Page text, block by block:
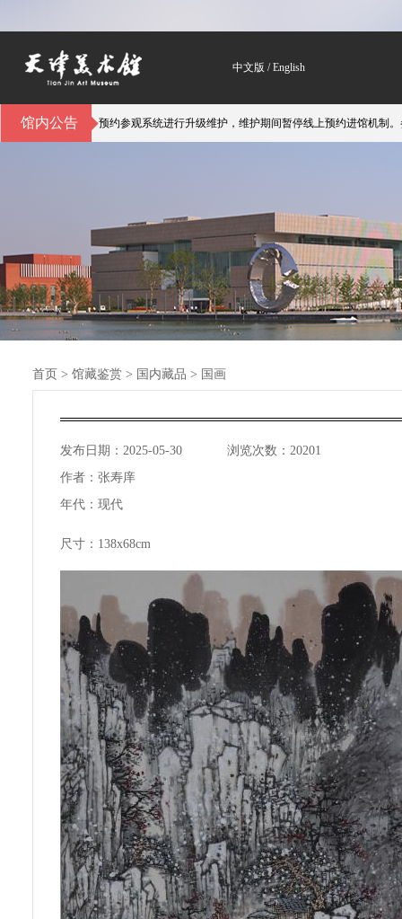
中文版 /English
馆内公告
自3月6日起对预约参观系统进行升级维护，维护期间暂停线上预约进馆机制。
首页 > 馆藏鉴赏> 国内藏品 > 国画
发布日期： 2025-05-30 浏览次数： 20201
作者： 张寿庠
年代： 现代
尺寸：138x68cm